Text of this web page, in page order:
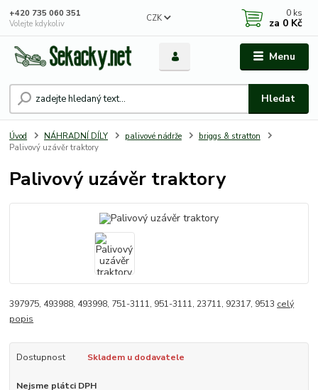
Menu
CZK
Hledat
+420 735 060 351
Volejte kdykoliv
0 ks
za 0 Kč
Úvod NÁHRADNÍ DÍLY palivové nádrže
briggs & stratton
Palivový uzávěr traktory
Palivový uzávěr traktory
397975, 493988, 493998, 751-3111, 951-3111, 23711, 92317, 9513 celý
popis
Dostupnost Skladem u dodavatele
Nejsme plátci DPH